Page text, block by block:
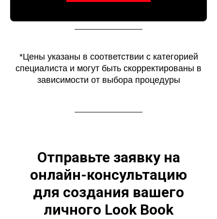
*Цены указаны в соответствии с категорией
специалиста и могут быть скорректированы в
зависимости от выбора процедуры
Отправьте заявку на
онлайн-консультацию
для создания вашего
личного Look Book